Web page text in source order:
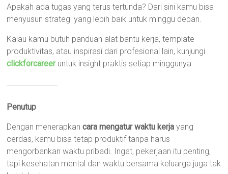
Apakah ada tugas yang terus tertunda? Dari sini kamu bisa
menyusun strategi yang lebih baik untuk minggu depan.
Kalau kamu butuh panduan alat bantu kerja, template
produktivitas, atau inspirasi dari profesional lain, kunjungi
clickforcareeruntuk insight praktis setiap minggunya.
Penutup
Dengan menerapkancara mengatur waktu kerja yang
cerdas, kamu bisa tetap produktif tanpa harus
mengorbankan waktu pribadi. Ingat, pekerjaan itu penting,
tapi kesehatan mental dan waktu bersama keluarga juga tak